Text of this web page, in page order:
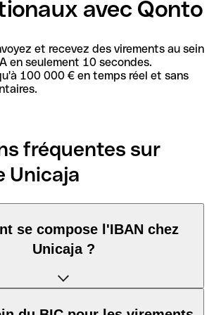
avec Qonto
et recevez des virements au sein
en seulement 10 secondes.
100 000 € en temps réel et sans
fréquentes sur
Unicaja
se compose l'IBAN chez
Unicaja ?
se compose exactement de 24 caractères